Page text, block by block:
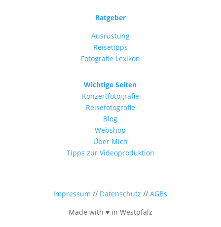
Ratgeber
Ausrüstung
Reisetipps
Fotografie Lexikon
Wichtige Seiten
Konzertfotografie
Reisefotografie
Blog
Webshop
Über Mich
Tipps zur Videoproduktion
Impressum // Datenschutz //AGBs
Made with ♥ in Westpfalz